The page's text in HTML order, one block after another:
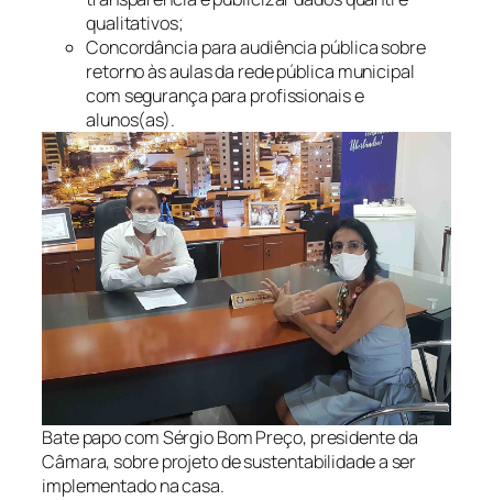
qualitativos;
Concordância para audiência pública sobre
retorno às aulas da rede pública municipal
com segurança para profissionais e
alunos(as).
Bate papo com Sérgio Bom Preço, presidente da
Câmara, sobre projeto de sustentabilidade a ser
implementado na casa.